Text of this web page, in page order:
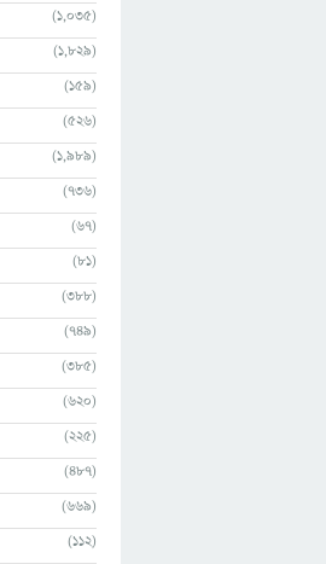
(1,035)
(1,829)
(159)
(526)
(1,989)
(736)
(67)
(81)
(388)
(749)
(385)
(620)
(225)
(487)
(669)
(112)